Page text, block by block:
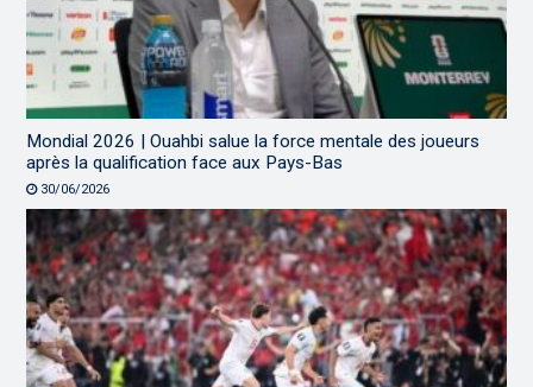
Mondial 2026 | Ouahbi salue la force mentale des joueurs
après la qualification face aux Pays-Bas
30/06/2026